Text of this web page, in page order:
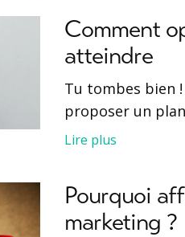
Comment
atteindre
Tu tombes bien
proposer un
Lire plus
Pourquoi
marketing ?